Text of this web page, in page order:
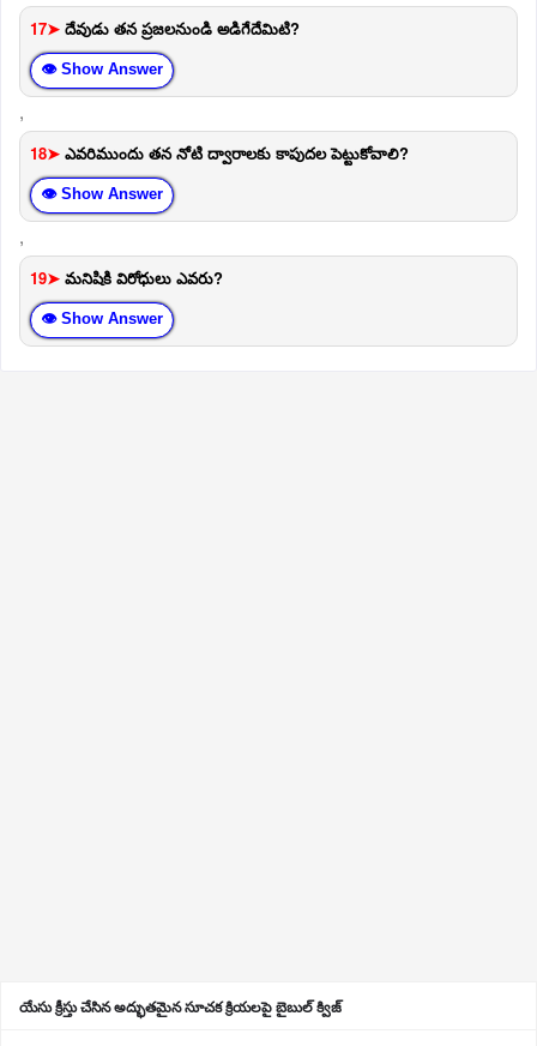
17➤ దేవుడు తన ప్రజలనుండి అడిగేదేమిటి?
👁 Show Answer
,
18➤ ఎవరిముందు తన నోటి ద్వారాలకు కాపుదల పెట్టుకోవాలి?
👁 Show Answer
,
19➤ మనిషికి విరోధులు ఎవరు?
👁 Show Answer
యేసు క్రీస్తు చేసిన అద్భుతమైన సూచక క్రియలపై బైబుల్ క్విజ్